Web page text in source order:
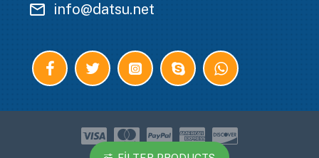
info@datsu.net